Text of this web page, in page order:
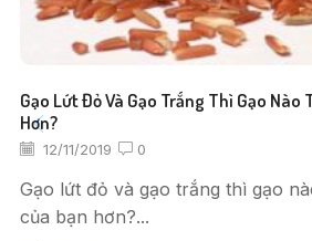
Gạo Lứt Đỏ Và Gạo Trắng Thì Gạo Nào
Hơn?
12/11/2019 0
Gạo lứt đỏ và gạo trắng thì gạo
của bạn hơn?...